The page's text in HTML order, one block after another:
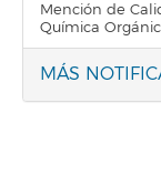
Mención de
Química
MÁS